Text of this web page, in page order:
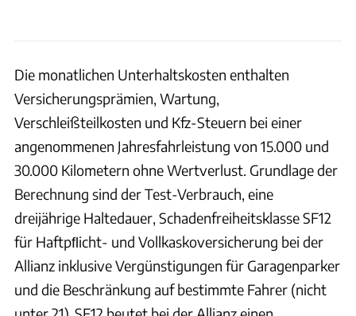
Die monatlichen Unterhaltskosten enthalten
Versicherungsprämien, Wartung,
Verschleißteilkosten und Kfz-Steuern bei einer
angenommenen Jahresfahrleistung von 15.000 und
30.000 Kilometern ohne Wertverlust. Grundlage der
Berechnung sind der Test-Verbrauch, eine
dreijährige Haltedauer, Schadenfreiheitsklasse SF12
für Haftpﬂicht- und Vollkaskoversicherung bei der
Allianz inklusive Vergünstigungen für Garagenparker
und die Beschränkung auf bestimmte Fahrer (nicht